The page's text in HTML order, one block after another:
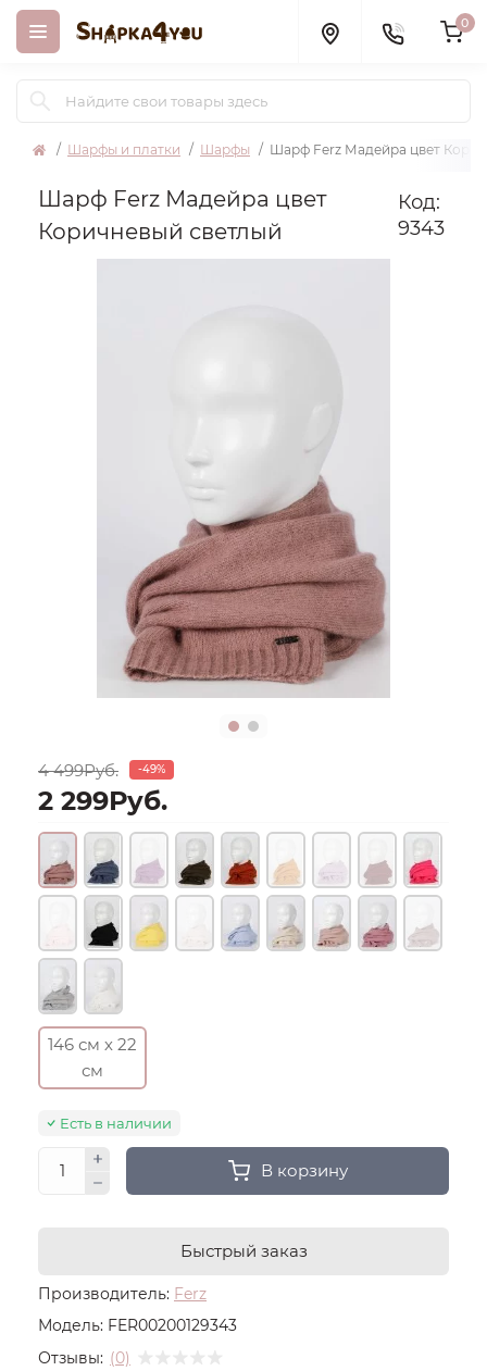
0
Шарфы и платки Шарфы Шарф Ferz Мадейра цвет
Шарф Ferz Мадейра цвет
Коричневый светлый
Код:
9343
Производитель: Ferz
Модель: FER00200129343
Отзывы: (0)
4 499Руб. -49%
2 299Руб.
146 см х 22
см
Есть в наличии
В корзину
Быстрый заказ